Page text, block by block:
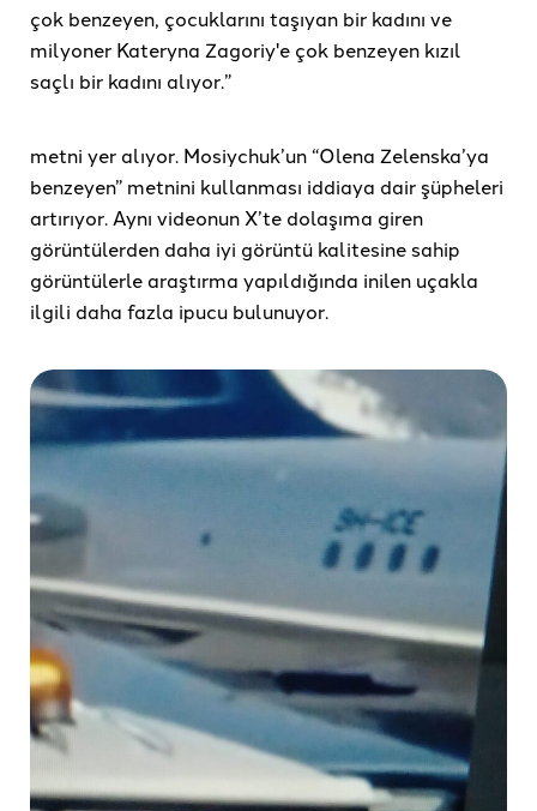
çok benzeyen, çocuklarını taşıyan bir kadını ve
milyoner Kateryna Zagoriy'e çok benzeyen kızıl
saçlı bir kadını alıyor.”
metni yer alıyor. Mosiychuk’un “Olena Zelenska’ya
benzeyen” metnini kullanması iddiaya dair şüpheleri
artırıyor. Aynı videonun X’te dolaşıma giren
görüntülerden daha iyi görüntü kalitesine sahip
görüntülerle araştırma yapıldığında inilen uçakla
ilgili daha fazla ipucu bulunuyor.